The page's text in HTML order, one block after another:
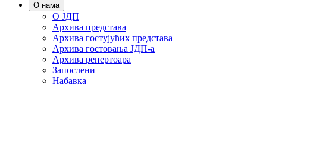
О нама
О ЈДП
Архива представа
Архива гостујућих представа
Архива гостовања ЈДП-а
Архива репертоара
Запослени
Набавка